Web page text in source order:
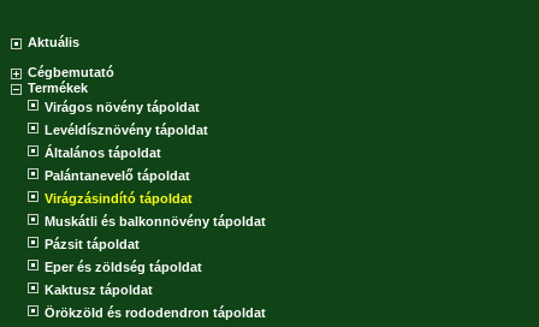
Aktuális
Cégbemutató
Termékek
Virágos növény tápoldat
Levéldísznövény tápoldat
Általános tápoldat
Palántanevelő tápoldat
Virágzásindító tápoldat
Muskátli és balkonnövény tápoldat
Pázsit tápoldat
Eper és zöldség tápoldat
Kaktusz tápoldat
Örökzöld és rododendron tápoldat